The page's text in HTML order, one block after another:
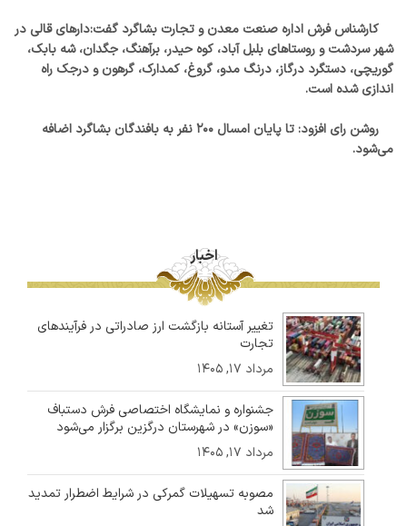
کارشناس فرش اداره صنعت معدن و تجارت بشاگرد گفت:دار‌های قالی در
شهر سردشت و روستا‌های بلبل آباد، کوه حیدر، برآهنگ، جگدان، شه بابک،
گوریچی، دستگرد درگاز، درنگ مدو، گروغ، کمدارک، گرهون و درجک راه
اندازی شده است.
روشن رای افزود: تا پایان امسال ۲۰۰ نفر به بافندگان بشاگرد اضافه
می‌شود.
اخبار
تغییر آستانه بازگشت ارز صادراتی در فرآیندهای
تجارت
مرداد ۱۷, ۱۴۰۵
جشنواره و نمایشگاه اختصاصی فرش دستباف
«سوزن» در شهرستان درگزین برگزار می‌شود
مرداد ۱۷, ۱۴۰۵
مصوبه تسهیلات گمرکی در شرایط اضطرار تمدید
شد